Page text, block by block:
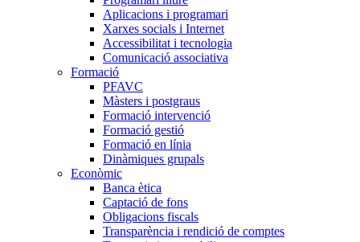
Aplicacions i programari
Xarxes socials i Internet
Accessibilitat i tecnologia
Comunicació associativa
Formació
PFAVC
Màsters i postgraus
Formació intervenció
Formació gestió
Formació en línia
Dinàmiques grupals
Econòmic
Banca ètica
Captació de fons
Obligacions fiscals
Transparència i rendició de comptes